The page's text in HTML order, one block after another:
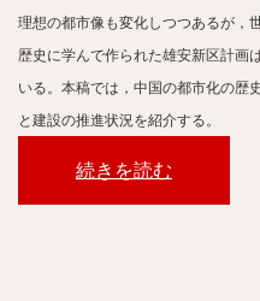
理想の都市像も変化しつつあるが，
歴史に学んで作られた雄安新区計画
いる。本稿では，中国の都市化の歴
と建設の推進状況を紹介する。
続きを読む